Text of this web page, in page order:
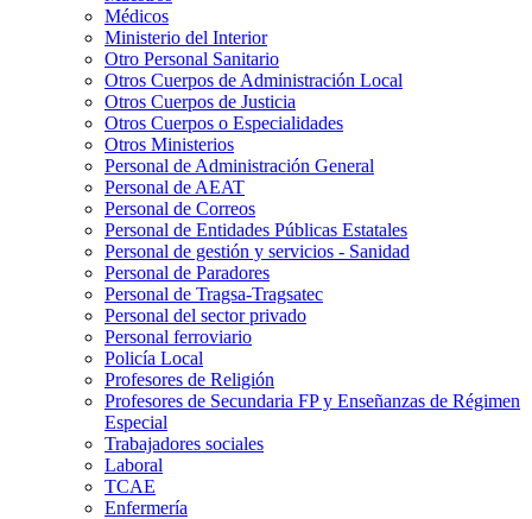
Médicos
Ministerio del Interior
Otro Personal Sanitario
Otros Cuerpos de Administración Local
Otros Cuerpos de Justicia
Otros Cuerpos o Especialidades
Otros Ministerios
Personal de Administración General
Personal de AEAT
Personal de Correos
Personal de Entidades Públicas Estatales
Personal de gestión y servicios - Sanidad
Personal de Paradores
Personal de Tragsa-Tragsatec
Personal del sector privado
Personal ferroviario
Policía Local
Profesores de Religión
Profesores de Secundaria FP y Enseñanzas de Régimen
Especial
Trabajadores sociales
Laboral
TCAE
Enfermería